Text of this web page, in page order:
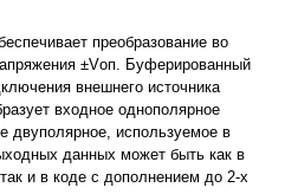
преобразование во
±Vоп. Буферированный
внешнего источника
входное однополярное
двуполярное, используемое в
данных может быть как в
и в коде с дополнением до 2-х